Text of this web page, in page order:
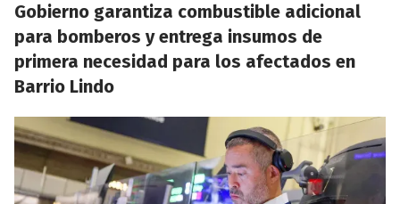
Gobierno garantiza combustible adicional
para bomberos y entrega insumos de
primera necesidad para los afectados en
Barrio Lindo